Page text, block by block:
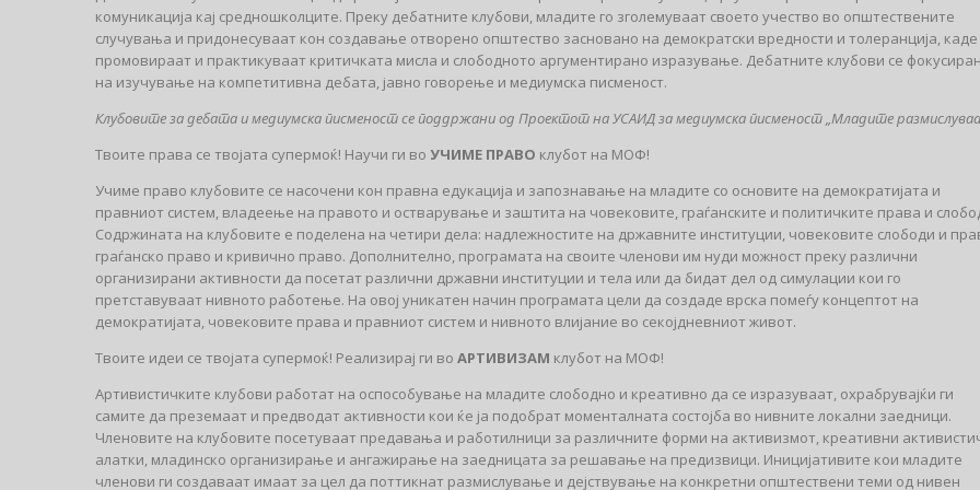
комуникација кај средношколците. Преку дебатните клубови, младите го зголемуваат своето учество во општествените
случувања и придонесуваат кон создавање отворено општество засновано на демократски вредности и толеранција, каде
промовираат и практикуваат критичката мисла и слободното аргументирано изразување. Дебатните клубови се
на изучување на компетитивна дебата, јавно говорење и медиумска писменост.
Клубовите за дебата и медиумска писменост се поддржани од Проектот на УСАИД за медиумска писменост „Младите
Твоите права се твојата супермоќ! Научи ги во УЧИМЕ ПРАВО клубот на МОФ!
Учиме право клубовите се насочени кон правна едукација и запознавање на младите со основите на демократијата и
правниот систем, владеење на правото и остварување и заштита на човековите, граѓанските и политичките права и
Содржината на клубовите е поделена на четири дела: надлежностите на државните институции, човековите слободи и
граѓанско право и кривично право. Дополнително, програмата на своите членови им нуди можност преку различни
организирани активности да посетат различни држaвни институции и тела или да бидат дел од симулации кои го
претставуваат нивното работење. На овој уникатен начин програмата цели да создаде врска помеѓу концептот на
демократијата, човековите права и правниот систем и нивното влијание во секојдневниот живот.
Твоите идеи се твојата супермоќ! Реализирај ги во АРТИВИЗАМ клубот на МОФ!
Артивистичките клубови работат на оспособување на младите слободно и креативно да се изразуваат, охрабрувајќи ги
самите да преземаат и предводат активности кои ќе ја подобрат моменталната состојба во нивните локални заедници.
Членовите на клубовите посетуваат предавања и работилници за различните форми на активизмот, креативни
алатки, младинско организирање и ангажирање на заедницата за решавање на предизвици. Иницијативите кои младите
членови ги создаваат имаат за цел да поттикнат размислување и дејствување на конкретни општествени теми од нивен